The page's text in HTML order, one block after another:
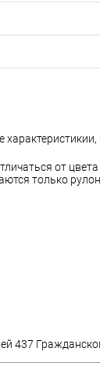
от
только
437